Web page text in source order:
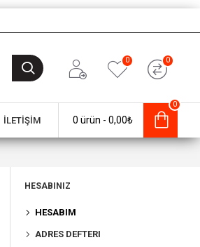
0 0
İLETİŞİM 0 ürün - 0,00₺
0
HESABINIZ
HESABIM
ADRES DEFTERI